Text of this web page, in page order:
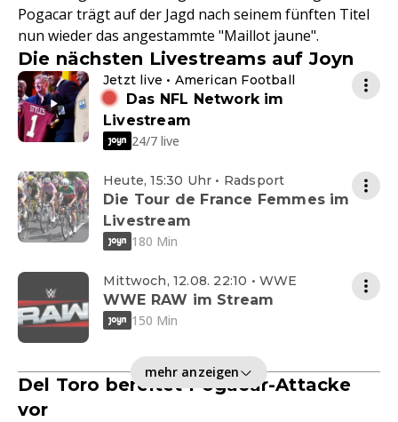
Pogacar trägt auf der Jagd nach seinem fünften Titel
nun wieder das angestammte "Maillot jaune".
Die nächsten Livestreams auf Joyn
Jetzt live • American Football
Das NFL Network im
Livestream
24/7 live
Heute, 15:30 Uhr • Radsport
Die Tour de France Femmes im
Livestream
180 Min
Mittwoch, 12.08. 22:10 • WWE
WWE RAW im Stream
150 Min
mehr anzeigen
Del Toro bereitet Pogacar-Attacke
vor